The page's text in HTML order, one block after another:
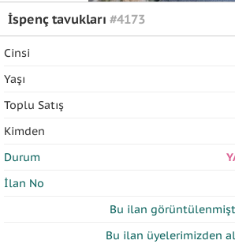
İspenç tavukları #4173
Cinsi
Yaşı
Toplu Satış
Kimden
Durum
İlan No
Bu ilan
Bu ilan üyelerimizden